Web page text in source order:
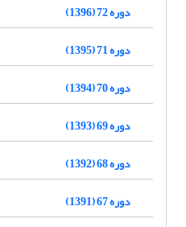
دوره 72 (1396)
دوره 71 (1395)
دوره 70 (1394)
دوره 69 (1393)
دوره 68 (1392)
دوره 67 (1391)